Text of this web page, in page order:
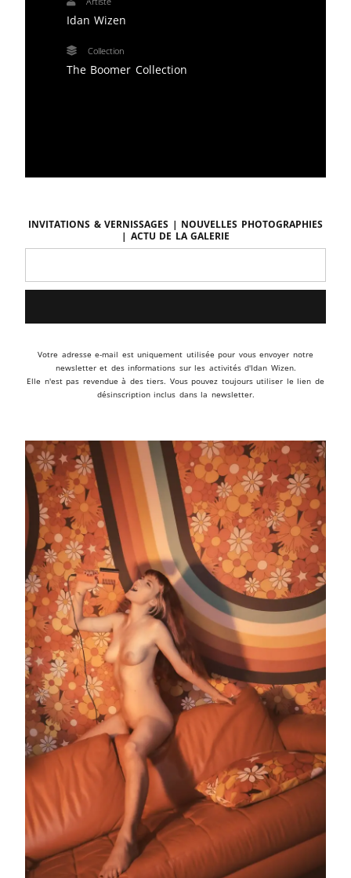
Idan Wizen
Collection
The Boomer Collection
Invitations & vernissages | Nouvelles photographies
| Actu de la galerie
Votre adresse e-mail est uniquement utilisée pour vous envoyer notre
newsletter et des informations sur les activités d'Idan Wizen.
Elle n'est pas revendue à des tiers. Vous pouvez toujours utiliser le lien de
désinscription inclus dans la newsletter.